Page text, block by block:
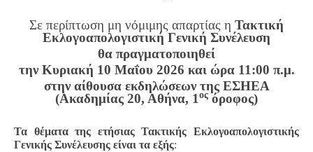
Σε περίπτωση μη νόμιμης απαρτίας η Τακτική
Εκλογοαπολογιστική Γενική Συνέλευση
θα πραγματοποιηθεί
την Κυριακή 10 Μαΐου 2026 και ώρα 11:00 π.μ.
στην αίθουσα εκδηλώσεων της ΕΣΗΕΑ
(Ακαδημίας 20, Αθήνα, 1 ος όροφος)
Τα θέματα της ετήσιας Τακτικής Εκλογοαπολογιστικής
Γενικής Συνέλευσης είναι τα εξής: